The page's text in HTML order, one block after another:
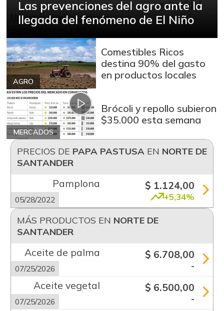
Las prevenciones del agro ante la
llegada del fenómeno de El Niño
AGRO
Comestibles Ricos
destina 90% del gasto
en productos locales
MERCADOS
Brócoli y repollo subieron
$35.000 esta semana
PRECIOS DE PAPA PASTUSAEN NORTE DE
SANTANDER
Pamplona
05/28/2022
$ 1.124,00
+5,34%
MÁS PRODUCTOS EN NORTE DE
SANTANDER
Aceite de palma
07/25/2026
$ 6.708,00
-
Aceite vegetal
07/25/2026
$ 6.500,00
-